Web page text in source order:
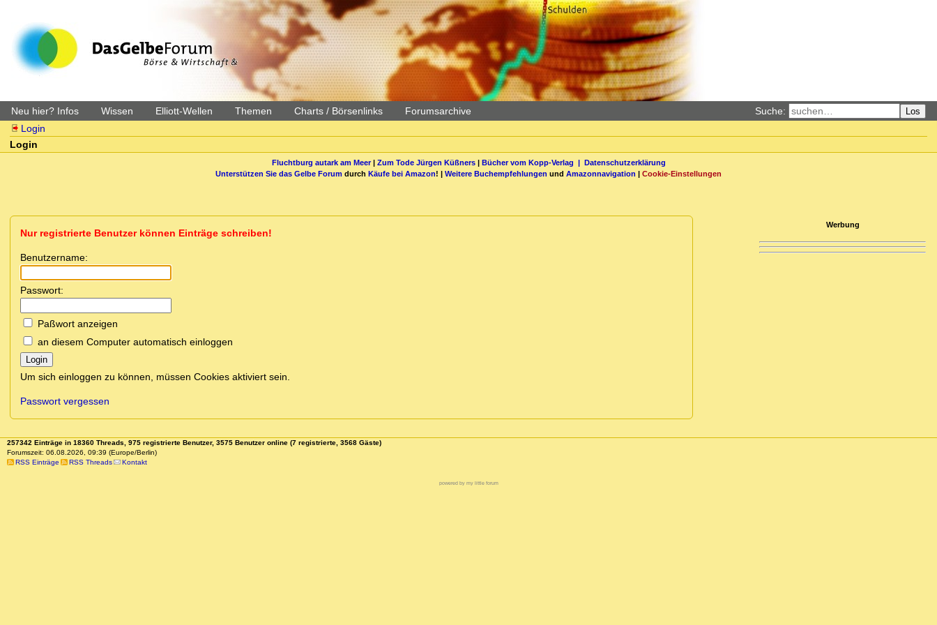
Neu hier? Infos Wissen Elliott-Wellen Themen Charts / Börsenlinks Forumsarchive Suche: Los
Login
Login
Fluchtburg autark am Meer| Zum Tode Jürgen Küßners| Bücher vom Kopp-Verlag | Datenschutzerklärung
Unterstützen Sie das Gelbe Forum durch Käufe bei Amazon! | Weitere Buchempfehlungen und Amazonnavigation | Cookie-Einstellungen
Nur registrierte Benutzer können Einträge schreiben!
Benutzername:
Passwort:
Paßwort anzeigen
an diesem Computer automatisch einloggen
Login
Um sich einloggen zu können, müssen Cookies aktiviert sein.
Passwort vergessen
Werbung
257342 Einträge in 18360 Threads, 975 registrierte Benutzer, 3575 Benutzer online (7 registrierte, 3568 Gäste)
Forumszeit: 06.08.2026, 09:39 (Europe/Berlin)
RSS Einträge
RSS Threads Kontakt
powered by my little forum